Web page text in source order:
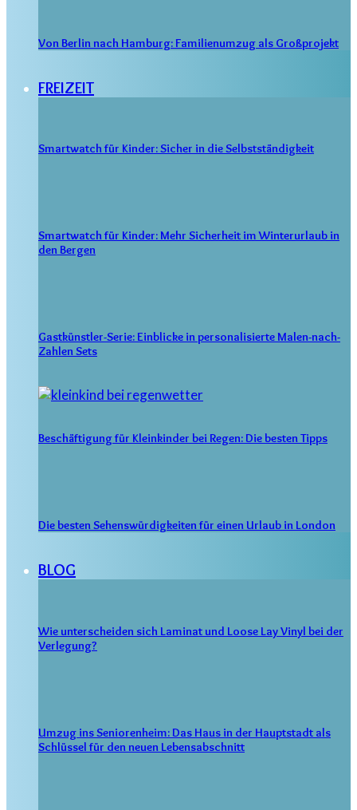
Von Berlin nach Hamburg: Familienumzug als Großprojekt
FREIZEIT
Smartwatch für Kinder: Sicher in die Selbstständigkeit
Smartwatch für Kinder: Mehr Sicherheit im Winterurlaub in
den Bergen
Gastkünstler-Serie: Einblicke in personalisierte Malen-nach-
Zahlen Sets
Beschäftigung für Kleinkinder bei Regen: Die besten Tipps
Die besten Sehenswürdigkeiten für einen Urlaub in London
BLOG
Wie unterscheiden sich Laminat und Loose Lay Vinyl bei der
Verlegung?
Umzug ins Seniorenheim: Das Haus in der Hauptstadt als
Schlüssel für den neuen Lebensabschnitt